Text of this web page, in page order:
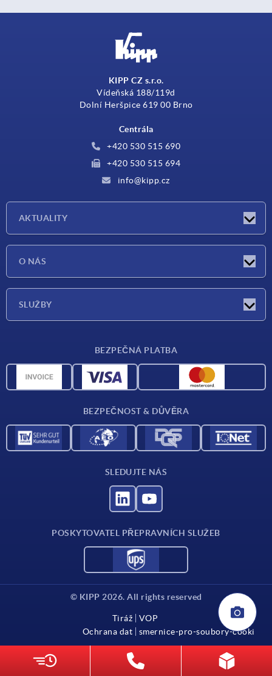
KIPP CZ s.r.o.
Vídeňská 188/119d
Dolní Heršpice 619 00 Brno
Centrála
+420 530 515 690
+420 530 515 694
info@kipp.cz
AKTUALITY
O NÁS
SLUŽBY
CAD data
BEZPEČNÁ PLATBA
BEZPEČNOST & DŮVĚRA
SLEDUJTE NÁS
POSKYTOVATEL PŘEPRAVNÍCH SLUŽEB
© KIPP 2026. All rights reserved
Tiráž
VOP
Ochrana dat
smernice-pro-soubory-cooki